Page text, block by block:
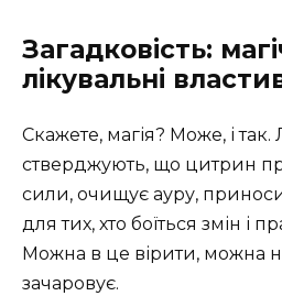
Загадковість:
лікувальні
Скажете, магія? Може, і так.
стверджують, що цитрин
сили, очищує ауру,
для тих, хто боїться змін і
Можна в це вірити, можна
зачаровує.